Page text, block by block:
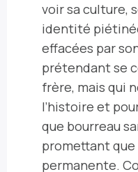
voir sa culture,
identité
effacées par
prétendant se
frère, mais qui
l’histoire et
que bourreau
promettant
permanente.